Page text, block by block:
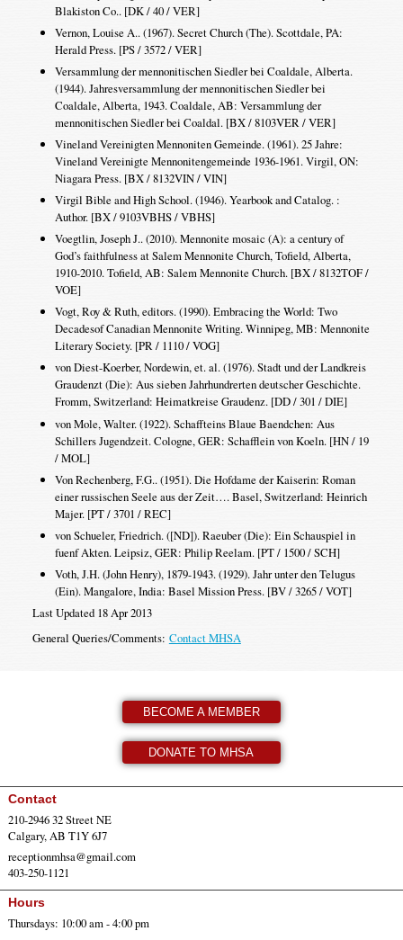
Blakiston Co.. [DK / 40 / VER]
Vernon, Louise A.. (1967). Secret Church (The). Scottdale, PA:
Herald Press. [PS / 3572 / VER]
Versammlung der mennonitischen Siedler bei Coaldale, Alberta.
(1944). Jahresversammlung der mennonitischen Siedler bei
Coaldale, Alberta, 1943. Coaldale, AB: Versammlung der
mennonitischen Siedler bei Coaldal. [BX / 8103VER / VER]
Vineland Vereinigten Mennoniten Gemeinde. (1961). 25 Jahre:
Vineland Vereinigte Mennonitengemeinde 1936-1961. Virgil, ON:
Niagara Press. [BX / 8132VIN / VIN]
Virgil Bible and High School. (1946). Yearbook and Catalog. :
Author. [BX / 9103VBHS / VBHS]
Voegtlin, Joseph J.. (2010). Mennonite mosaic (A): a century of
God’s faithfulness at Salem Mennonite Church, Tofield, Alberta,
1910-2010. Tofield, AB: Salem Mennonite Church. [BX / 8132TOF /
VOE]
Vogt, Roy & Ruth, editors. (1990). Embracing the World: Two
Decadesof Canadian Mennonite Writing. Winnipeg, MB: Mennonite
Literary Society. [PR / 1110 / VOG]
von Diest-Koerber, Nordewin, et. al. (1976). Stadt und der Landkreis
Graudenzt (Die): Aus sieben Jahrhundrerten deutscher Geschichte.
Fromm, Switzerland: Heimatkreise Graudenz. [DD / 301 / DIE]
von Mole, Walter. (1922). Schaffteins Blaue Baendchen: Aus
Schillers Jugendzeit. Cologne, GER: Schafflein von Koeln. [HN / 19
/ MOL]
Von Rechenberg, F.G.. (1951). Die Hofdame der Kaiserin: Roman
einer russischen Seele aus der Zeit…. Basel, Switzerland: Heinrich
Majer. [PT / 3701 / REC]
von Schueler, Friedrich. ([ND]). Raeuber (Die): Ein Schauspiel in
fuenf Akten. Leipsiz, GER: Philip Reelam. [PT / 1500 / SCH]
Voth, J.H. (John Henry), 1879-1943. (1929). Jahr unter den Telugus
(Ein). Mangalore, India: Basel Mission Press. [BV / 3265 / VOT]
Last Updated 18 Apr 2013
General Queries/Comments: Contact MHSA
BECOME A MEMBER
DONATE TO MHSA
Contact
210-2946 32 Street NE
Calgary, AB T1Y 6J7
receptionmhsa@gmail.com
403-250-1121
Hours
Thursdays: 10:00 am - 4:00 pm